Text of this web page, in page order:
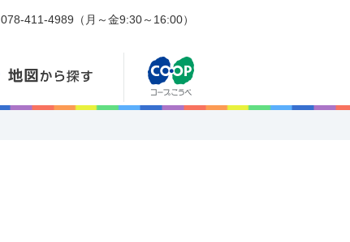
078-411-4989（月～金9:30～16:00）